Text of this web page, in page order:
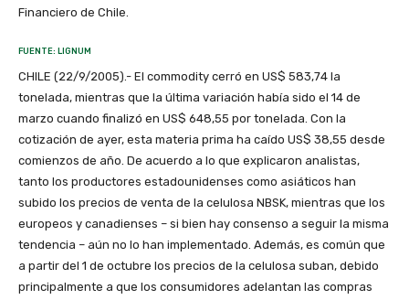
Financiero de Chile.
FUENTE: LIGNUM
CHILE (22/9/2005).- El commodity cerró en US$ 583,74 la
tonelada, mientras que la última variación había sido el 14 de
marzo cuando finalizó en US$ 648,55 por tonelada. Con la
cotización de ayer, esta materia prima ha caído US$ 38,55 desde
comienzos de año. De acuerdo a lo que explicaron analistas,
tanto los productores estadounidenses como asiáticos han
subido los precios de venta de la celulosa NBSK, mientras que los
europeos y canadienses – si bien hay consenso a seguir la misma
tendencia – aún no lo han implementado. Además, es común que
a partir del 1 de octubre los precios de la celulosa suban, debido
principalmente a que los consumidores adelantan las compras